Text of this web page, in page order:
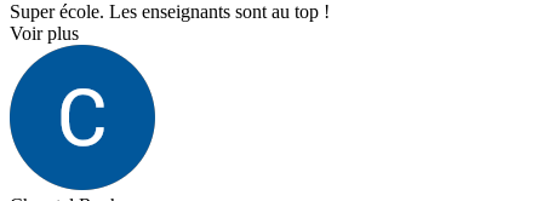
Super école. Les enseignants sont au top !
Voir plus